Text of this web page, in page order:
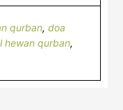
qurban,doa
hewan qurban,